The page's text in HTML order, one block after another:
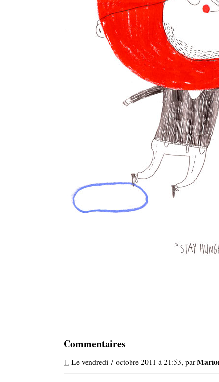
Commentaires
1. Le vendredi 7 octobre 2011 à 21:53, par